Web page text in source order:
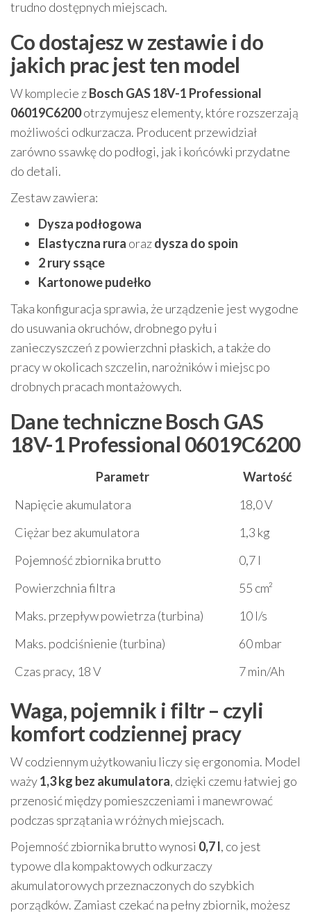
trudno dostępnych miejscach.
Co dostajesz w zestawie i do
jakich prac jest ten model
W komplecie zBosch GAS 18V-1 Professional
06019C6200otrzymujesz elementy, które rozszerzają
możliwości odkurzacza. Producent przewidział
zarówno ssawkę do podłogi, jak i końcówki przydatne
do detali.
Zestaw zawiera:
Dysza podłogowa
Elastyczna rura orazdysza do spoin
2 rury ssące
Kartonowe pudełko
Taka konfiguracja sprawia, że urządzenie jest wygodne
do usuwania okruchów, drobnego pyłu i
zanieczyszczeń z powierzchni płaskich, a także do
pracy w okolicach szczelin, narożników i miejsc po
drobnych pracach montażowych.
Dane techniczne Bosch GAS
18V-1 Professional 06019C6200
Parametr
Wartość
Napięcie akumulatora
18,0 V
Ciężar bez akumulatora
1,3 kg
Pojemność zbiornika brutto
0,7 l
Powierzchnia filtra
55 cm²
Maks. przepływ powietrza (turbina)
10 l/s
Maks. podciśnienie (turbina)
60 mbar
Czas pracy, 18 V
7 min/Ah
Waga, pojemnik i filtr – czyli
komfort codziennej pracy
W codziennym użytkowaniu liczy się ergonomia. Model
waży1,3 kg bez akumulatora, dzięki czemu łatwiej go
przenosić między pomieszczeniami i manewrować
podczas sprzątania w różnych miejscach.
Pojemność zbiornika brutto wynosi 0,7 l, co jest
typowe dla kompaktowych odkurzaczy
akumulatorowych przeznaczonych do szybkich
porządków. Zamiast czekać na pełny zbiornik, możesz